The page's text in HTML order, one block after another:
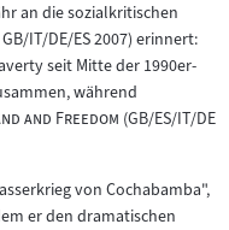
an die sozialkritischen
GB/IT/DE/ES 2007) erinnert:
seit Mitte der 1990er-
während
and Freedom "(GB/ES/IT/DE
von Cochabamba",
er den dramatischen